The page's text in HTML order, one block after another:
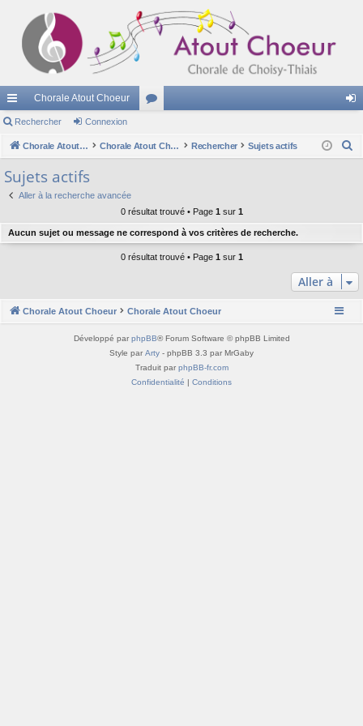
cc
ès
ra
pi
Chorale Atout Choeur
u ne
Rechercher Connexion
Chorale Atout Choeur Chorale Atout Choeur Rechercher Sujets actifs
e
Sujets actifs
Aller à la recherche avancée
0 résultat trouvé • Page 1 sur 1
Aucun sujet ou message ne correspond à vos critères de recherche.
0 résultat trouvé • Page 1 sur 1
Aller à
Chorale Atout Choeur Chorale Atout Choeur
Développé par phpBB® Forum Software © phpBB Limited
Style par Arty - phpBB 3.3 par MrGaby
Traduit par phpBB-fr.com
Confidentialité | Conditions